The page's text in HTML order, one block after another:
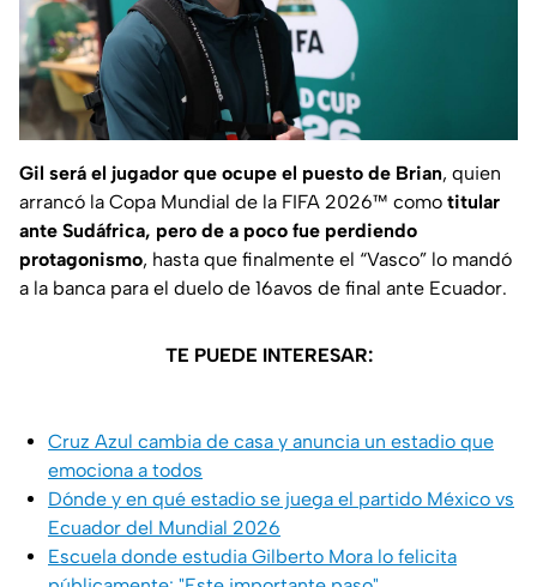
Gil será el jugador que ocupe el puesto de Brian, quien
arrancó la Copa Mundial de la FIFA 2026™ como titular
ante Sudáfrica, pero de a poco fue perdiendo
protagonismo, hasta que finalmente el “Vasco” lo mandó
a la banca para el duelo de 16avos de final ante Ecuador.
TE PUEDE INTERESAR:
Cruz Azul cambia de casa y anuncia un estadio que
emociona a todos
Dónde y en qué estadio se juega el partido México vs
Ecuador del Mundial 2026
Escuela donde estudia Gilberto Mora lo felicita